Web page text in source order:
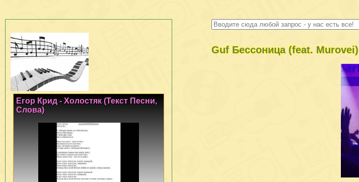
Guf Бессоница (feat. Murovei)
Егор Крид - Холостяк (Текст Песни,
Слова)